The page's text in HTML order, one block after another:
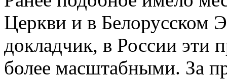
Церкви и в Белорусском
докладчик, в России эти
более масштабными. За